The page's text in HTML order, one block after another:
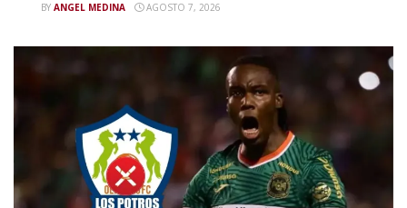
BY ANGEL MEDINA AGOSTO 7, 2026